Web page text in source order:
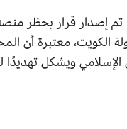
تم إصدار قرار بحظر
الكويت، معتبرة أن
ويشكل تهديدًا